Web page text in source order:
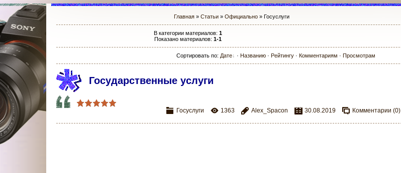
Главная » Статьи » Официально » Госуслуги
В категории материалов: 1
Показано материалов: 1-1
Сортировать по: Дате · Названию· Рейтингу· Комментариям · Просмотрам
Государственные услуги
Госуслуги 1363 Alex_Spacon 30.08.2019 Комментарии (0)